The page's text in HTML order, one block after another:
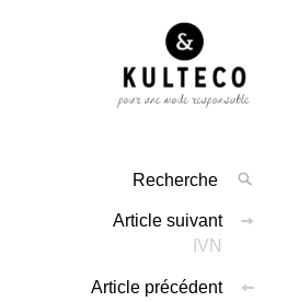
Article suivant
IVN
Article précédent